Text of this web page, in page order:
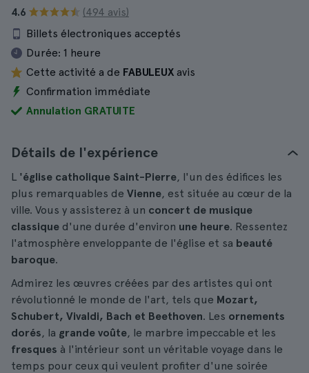
4.6
(494 avis)
Billets électroniques acceptés
Durée: 1 heure
Cette activité a de FABULEUX avis
Confirmation immédiate
Annulation GRATUITE
Détails de l'expérience
L 'église catholique Saint-Pierre, l'un des édifices les
plus remarquables de Vienne, est située au cœur de la
ville. Vous y assisterez à un concert de musique
classique d'une durée d'environ une heure. Ressentez
l'atmosphère enveloppante de l'église et sa beauté
baroque.
Admirez les œuvres créées par des artistes qui ont
révolutionné le monde de l'art, tels que Mozart,
Schubert, Vivaldi, Bach et Beethoven. Les ornements
dorés, la grande voûte, le marbre impeccable et les
fresques à l'intérieur sont un véritable voyage dans le
temps pour ceux qui veulent profiter d'une soirée